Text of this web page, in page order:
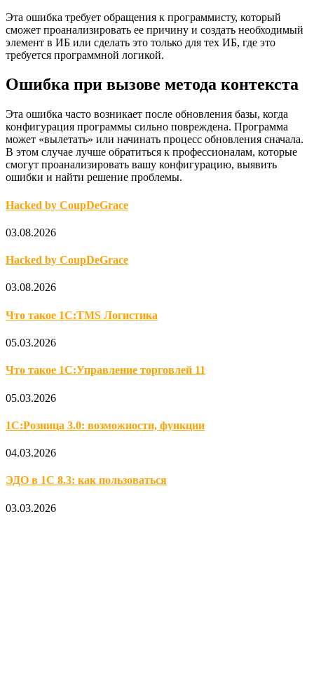
Эта ошибка требует обращения к программисту, который
сможет проанализировать ее причину и создать необходимый
элемент в ИБ или сделать это только для тех ИБ, где это
требуется программной логикой.
Ошибка при вызове метода контекста
Эта ошибка часто возникает после обновления базы, когда
конфигурация программы сильно повреждена. Программа
может «вылетать» или начинать процесс обновления сначала.
В этом случае лучше обратиться к профессионалам, которые
смогут проанализировать вашу конфигурацию, выявить
ошибки и найти решение проблемы.
Hacked by CoupDeGrace
03.08.2026
Hacked by CoupDeGrace
03.08.2026
Что такое 1С:TMS Логистика
05.03.2026
Что такое 1С:Управление торговлей 11
05.03.2026
1С:Розница 3.0: возможности, функции
04.03.2026
ЭДО в 1С 8.3: как пользоваться
03.03.2026